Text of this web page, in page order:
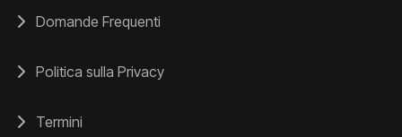
Domande Frequenti
Politica sulla Privacy
Termini